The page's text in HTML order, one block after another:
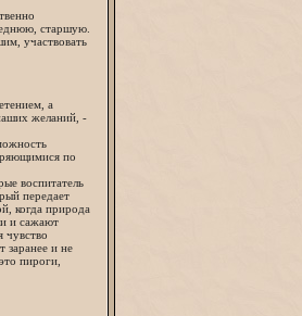
старшую.
участвовать
а
желаний, -
по
воспитатель
передает
когда природа
и сажают
чувство
заранее и не
пироги,